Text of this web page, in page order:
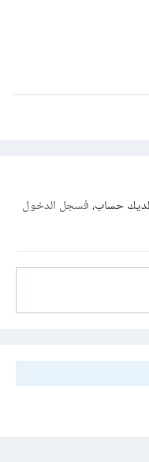
لديك حساب،فسجل الدخول